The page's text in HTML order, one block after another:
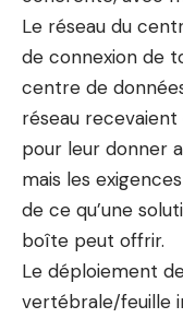
Le réseau du
de connexion de
centre de
réseau
pour leur donner
mais les
de ce qu’une
boîte peut offrir.
Le déploiement
vertébrale/feuille